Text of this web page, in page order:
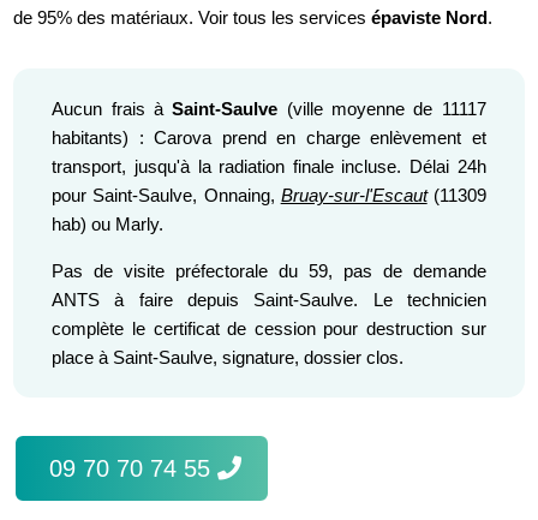
de 95% des matériaux. Voir tous les servicesépaviste Nord.
Aucun frais àSaint-Saulve (ville moyenne de 11117
habitants) : Carova prend en charge enlèvement et
transport, jusqu'à la radiation finale incluse. Délai 24h
pour Saint-Saulve, Onnaing, Bruay-sur-l'Escaut(11309
hab) ou Marly.
Pas de visite préfectorale du 59, pas de demande
ANTS à faire depuis Saint-Saulve. Le technicien
complète le certificat de cession pour destruction sur
place à Saint-Saulve, signature, dossier clos.
09 70 70 74 55